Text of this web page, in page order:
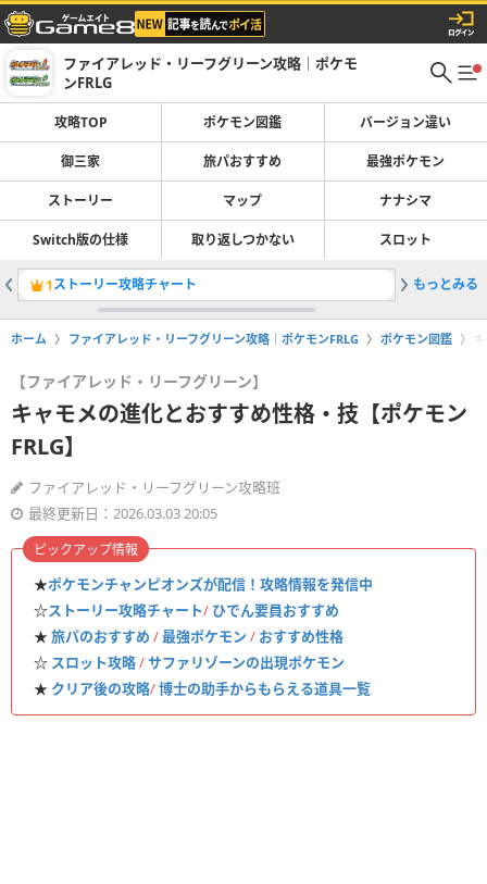
ファイアレッド・リーフグリーン攻略｜ポケモ
ンFRLG
攻略TOP ポケモン図鑑 バージョン違い
御三家 旅パおすすめ 最強ポケモン
ストーリー マップ ナナシマ
Switch版の仕様 取り返しつかない スロット
1ストーリー攻略チャート 2ポケモ
もっとみる
ホーム ファイアレッド・リーフグリーン攻略｜ポケモンFRLG ポケモン図鑑
【ファイアレッド・リーフグリーン】
キャモメの進化とおすすめ性格・技【ポケモン
FRLG】
ファイアレッド・リーフグリーン攻略班
最終更新日：2026.03.03 20:05
★ポケモンチャンピオンズが配信！攻略情報を発信中
☆ストーリー攻略チャート/ ひでん要員おすすめ
★旅パのおすすめ /最強ポケモン / おすすめ性格
☆ スロット攻略/サファリゾーンの出現ポケモン
★ クリア後の攻略/博士の助手からもらえる道具一覧
ピックアップ情報